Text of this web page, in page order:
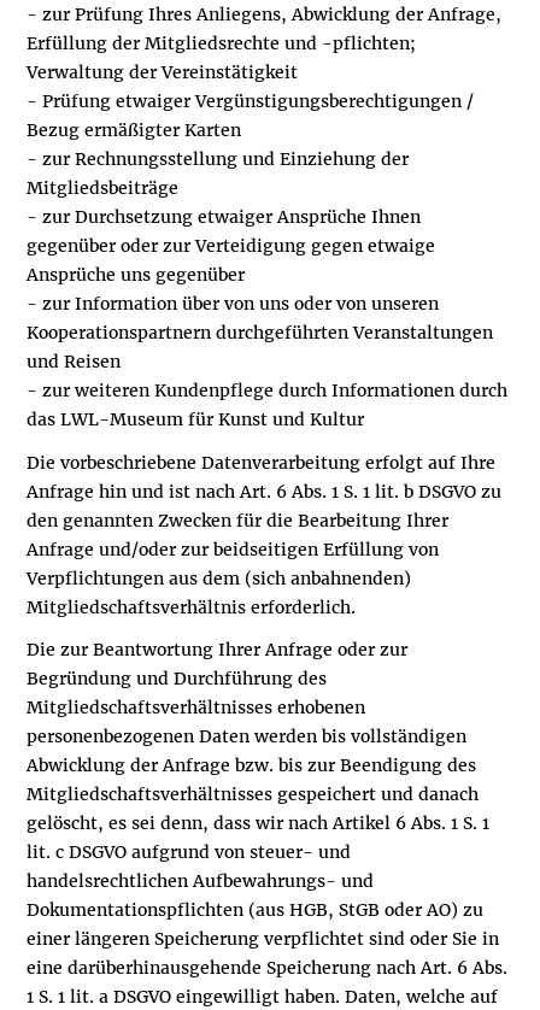
- zur Prüfung Ihres Anliegens, Abwicklung der Anfrage,
Erfüllung der Mitgliedsrechte und -pflichten;
Verwaltung der Vereinstätigkeit
- Prüfung etwaiger Vergünstigungsberechtigungen /
Bezug ermäßigter Karten
- zur Rechnungsstellung und Einziehung der
Mitgliedsbeiträge
- zur Durchsetzung etwaiger Ansprüche Ihnen
gegenüber oder zur Verteidigung gegen etwaige
Ansprüche uns gegenüber
- zur Information über von uns oder von unseren
Kooperationspartnern durchgeführten Veranstaltungen
und Reisen
- zur weiteren Kundenpflege durch Informationen durch
das LWL-Museum für Kunst und Kultur
Die vorbeschriebene Datenverarbeitung erfolgt auf Ihre
Anfrage hin und ist nach Art. 6 Abs. 1 S. 1 lit. b DSGVO zu
den genannten Zwecken für die Bearbeitung Ihrer
Anfrage und/oder zur beidseitigen Erfüllung von
Verpflichtungen aus dem (sich anbahnenden)
Mitgliedschaftsverhältnis erforderlich.
Die zur Beantwortung Ihrer Anfrage oder zur
Begründung und Durchführung des
Mitgliedschaftsverhältnisses erhobenen
personenbezogenen Daten werden bis vollständigen
Abwicklung der Anfrage bzw. bis zur Beendigung des
Mitgliedschaftsverhältnisses gespeichert und danach
gelöscht, es sei denn, dass wir nach Artikel 6 Abs. 1 S. 1
lit. c DSGVO aufgrund von steuer- und
handelsrechtlichen Aufbewahrungs- und
Dokumentationspflichten (aus HGB, StGB oder AO) zu
einer längeren Speicherung verpflichtet sind oder Sie in
eine darüberhinausgehende Speicherung nach Art. 6 Abs.
1 S. 1 lit. a DSGVO eingewilligt haben. Daten, welche auf